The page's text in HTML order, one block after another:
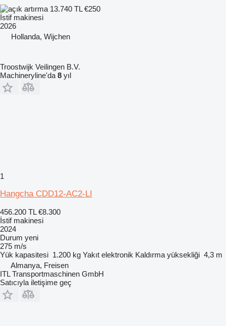
13.740 TL€250
İstif makinesi
2026
Hollanda, Wijchen
Troostwijk Veilingen B.V.
Machineryline'da 8 yıl
1
Hangcha CDD12-AC2-LI
456.200 TL €8.300
İstif makinesi
2024
Durum yeni
275 m/s
Yük kapasitesi 1.200 kg Yakıt elektronik Kaldırma yüksekliği 4,3 m
Almanya, Freisen
ITL Transportmaschinen GmbH
Satıcıyla iletişime geç